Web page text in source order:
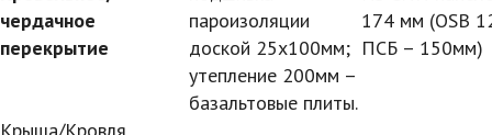
чердачное
перекрытие
пароизоляции
доской 25х100мм;
утепление 200мм –
базальтовые плиты.
174 мм (OSB
ПСБ – 150мм)